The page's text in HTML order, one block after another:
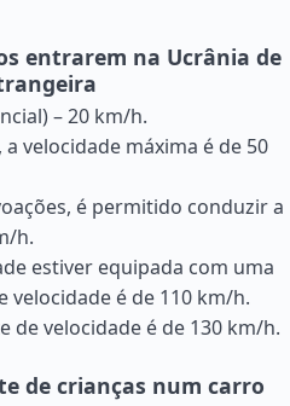
entrarem na Ucrânia de
– 20 km/h.
velocidade máxima é de 50
é permitido conduzir a
h.
estiver equipada com uma
velocidade é de 110 km/h.
de velocidade é de 130 km/h.
de crianças num carro